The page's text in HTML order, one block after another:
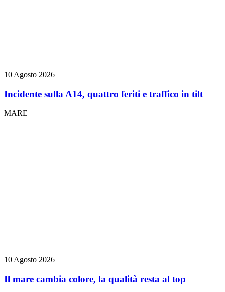
10 Agosto 2026
Incidente sulla A14, quattro feriti e traffico in tilt
MARE
10 Agosto 2026
Il mare cambia colore, la qualità resta al top